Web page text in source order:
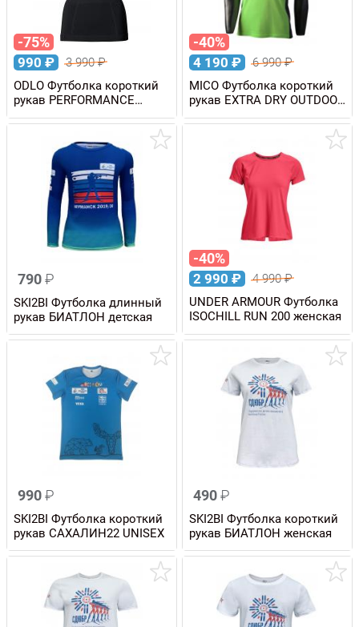
-75%
990 ₽ 3 990₽
ODLO Футболка короткий
рукав PERFORMANCE
EVOLUTION LIGHT женская
-40%
4 190 ₽ 6 990₽
MICO Футболка короткий
рукав EXTRA DRY OUTDOOR
мужская
790₽
SKI2BI Футболка длинный
рукав БИАТЛОН детская
-40%
2 990 ₽ 4 990₽
UNDER ARMOUR Футболка
ISOCHILL RUN 200 женская
990₽
SKI2BI Футболка короткий
рукав САХАЛИН22 UNISEX
490₽
SKI2BI Футболка короткий
рукав БИАТЛОН женская